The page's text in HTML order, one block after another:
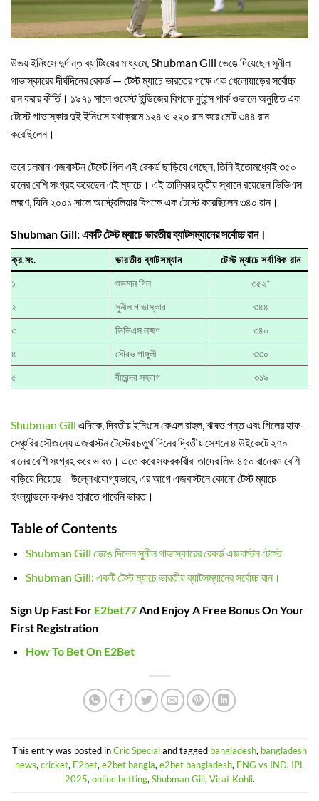
উভয় ইনিংসে দুর্দান্ত ব্যাটিংয়ের মাধ্যমে, Shubman Gill ভেঙে দিয়েছেন সুনীল
গাভাস্কারের দীর্ঘদিনের রেকর্ড — টেস্ট ম্যাচে ভারতের পক্ষে এক খেলোয়াড়ের সর্বোচ্চ
রান করার কীর্তি। ১৯৭১ সালে ওয়েস্ট ইন্ডিজের বিপক্ষে কুইন্স পার্ক ওভালে অনুষ্ঠিত এক
টেস্টে গাভাস্কার দুই ইনিংসে যথাক্রমে ১২৪ ও ২২০ রান করে মোট ৩৪৪ রান
করেছিলেন।
তবে চলমান এজবাস্টন টেস্টে গিল এই রেকর্ড ছাড়িয়ে গেছেন, তিনি ইতোমধ্যেই ৩৫০
রানের বেশি সংগ্রহ করেছেন এই ম্যাচে। এই তালিকার তৃতীয় স্থানে রয়েছেন ভিভিএস
লক্ষ্মণ, যিনি ২০০১ সালে অস্ট্রেলিয়ার বিপক্ষে এক টেস্টে করেছিলেন ৩৪০ রান।
Shubman Gill: একটি টেস্ট ম্যাচে ভারতীয় ব্যাটসম্যানের সর্বোচ্চ রান।
ক্র.সং. ভারতীয় ব্যাটসম্যান
টেস্ট ম্যাচে সর্বাধিক রান
১
শুভমান গিল
৩৫২*
২
সুনীল গাভাস্কার
৩৪৪
৩
ভিভিএস লক্ষ্মণ
৩৪০
৪
সৌরভ গাঙ্গুলী
৩৩০
৫
বীরেন্দর সহবাগ ৩১৯
Shubman Gill এদিকে, দ্বিতীয় ইনিংসে কেএল রাহুল, ঋষভ পন্ত এবং গিলের হাফ-
সেঞ্চুরির সৌজন্যে এজবাস্টন টেস্টের চতুর্থ দিনের দ্বিতীয় সেশনে ৪ উইকেটে ২৭০
রানের বেশি সংগ্রহ করে ভারত। এতে করে সফরকারীরা তাদের লিড ৪৫০ রানেরও বেশি
বাড়িয়ে নিয়েছে। উল্লেখযোগ্যভাবে, এর আগে এজবাস্টনে কোনো টেস্ট ম্যাচে
ইংল্যান্ডকে কখনও হারাতে পারেনি ভারত।
Table of Contents
Shubman Gill ভেঙে দিলেন সুনীল গাভাস্কারের রেকর্ড এজবাস্টন টেস্টে
Shubman Gill: একটি টেস্ট ম্যাচে ভারতীয় ব্যাটসম্যানের সর্বোচ্চ রান।
Sign Up Fast For E2bet77And Enjoy A Free Bonus On Your
First Registration
How To Bet On E2Bet
This entry was posted inCric Specialand tagged bangladesh, bangladesh
news,cricket, E2bet,e2bet bangla,e2bet bangladesh, ENG vs IND, IPL
2025,online betting,Shubman Gill,Virat Kohli.